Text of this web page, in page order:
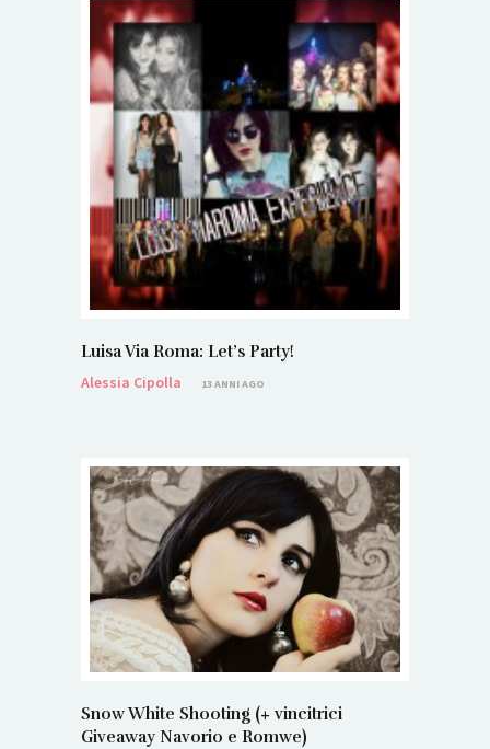
Luisa Via Roma: Let’s Party!
Alessia Cipolla
13 ANNI AGO
Snow White Shooting (+ vincitrici
Giveaway Navorio e Romwe)